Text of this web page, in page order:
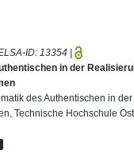
ID: 13354 |
in der
des Authentischen in
Technische Hochschule